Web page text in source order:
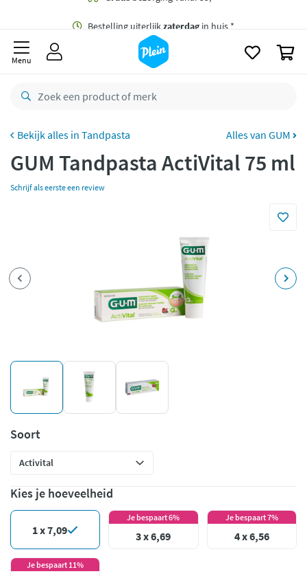
Bestelling uiterlijkzaterdag
retourneren
CO2 neutraal
Betaal met Klarna
Menu
Tandpasta Alles van GUM
GUM Tandpasta ActiVital 75 ml
Schrijf als eerste een review
Soort
Kies je hoeveelheid
1 x 7,09
Je bespaart 6%
3 x 6,69
Je bespaart 7%
4 x 6,56
Je bespaart 11%